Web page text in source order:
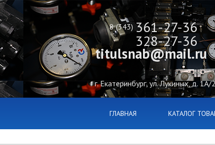
8 (343) 361-27-36
г. Екатеринбург, ул. Лукиных, д.
328-27-36
titulsnab@mail.ru
ГЛАВНАЯ КАТАЛОГ